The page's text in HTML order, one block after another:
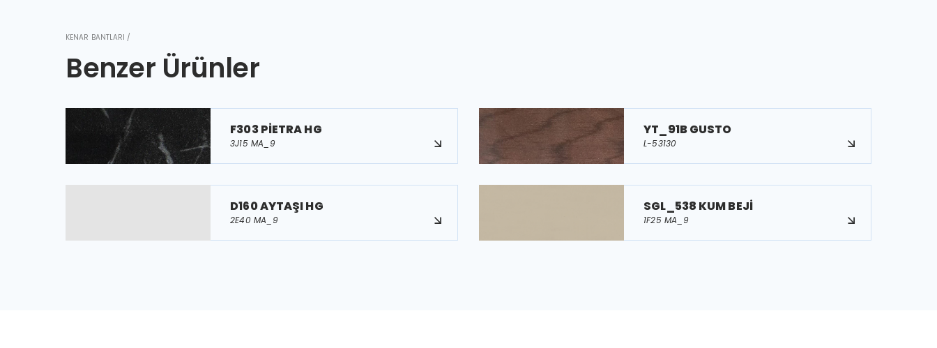
KENAR BANTLARI /
Benzer Ürünler
F303 PİETRA HG
3J15 MA_9
YT_91B GUSTO
L-53130
D160 AYTAŞI HG
2E40 MA_9
SGL_538 KUM BEJİ
1F25 MA_9